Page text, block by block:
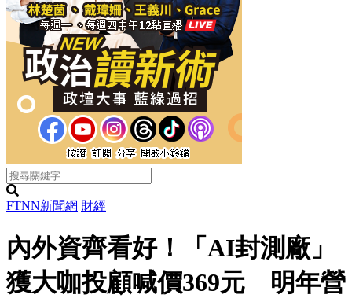
FTNN新聞網 財經
內外資齊看好！「AI封測廠」
獲大咖投顧喊價369元 明年營